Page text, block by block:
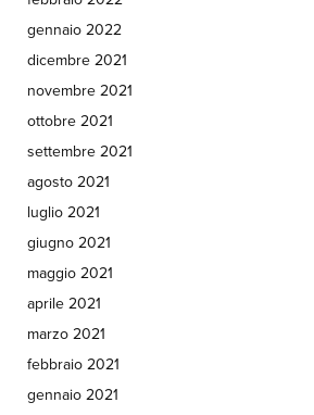
gennaio 2022
dicembre 2021
novembre 2021
ottobre 2021
settembre 2021
agosto 2021
luglio 2021
giugno 2021
maggio 2021
aprile 2021
marzo 2021
febbraio 2021
gennaio 2021